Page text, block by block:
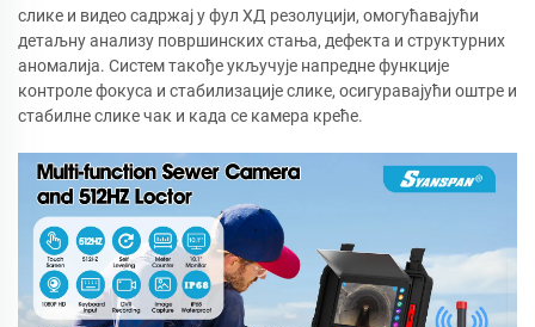
слике и видео садржај у фул ХД резолуцији, омогућавајући
детаљну анализу површинских стања, дефекта и структурних
аномалија. Систем такође укључује напредне функције
контроле фокуса и стабилизације слике, осигуравајући оштре и
стабилне слике чак и када се камера креће.